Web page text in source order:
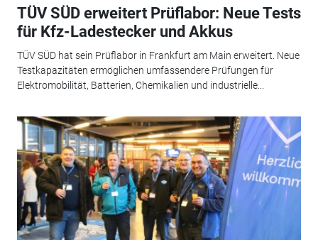
TÜV SÜD erweitert Prüflabor: Neue Tests
für Kfz-Ladestecker und Akkus
TÜV SÜD hat sein Prüflabor in Frankfurt am Main erweitert. Neue
Testkapazitäten ermöglichen umfassendere Prüfungen für
Elektromobilität, Batterien, Chemikalien und industrielle...